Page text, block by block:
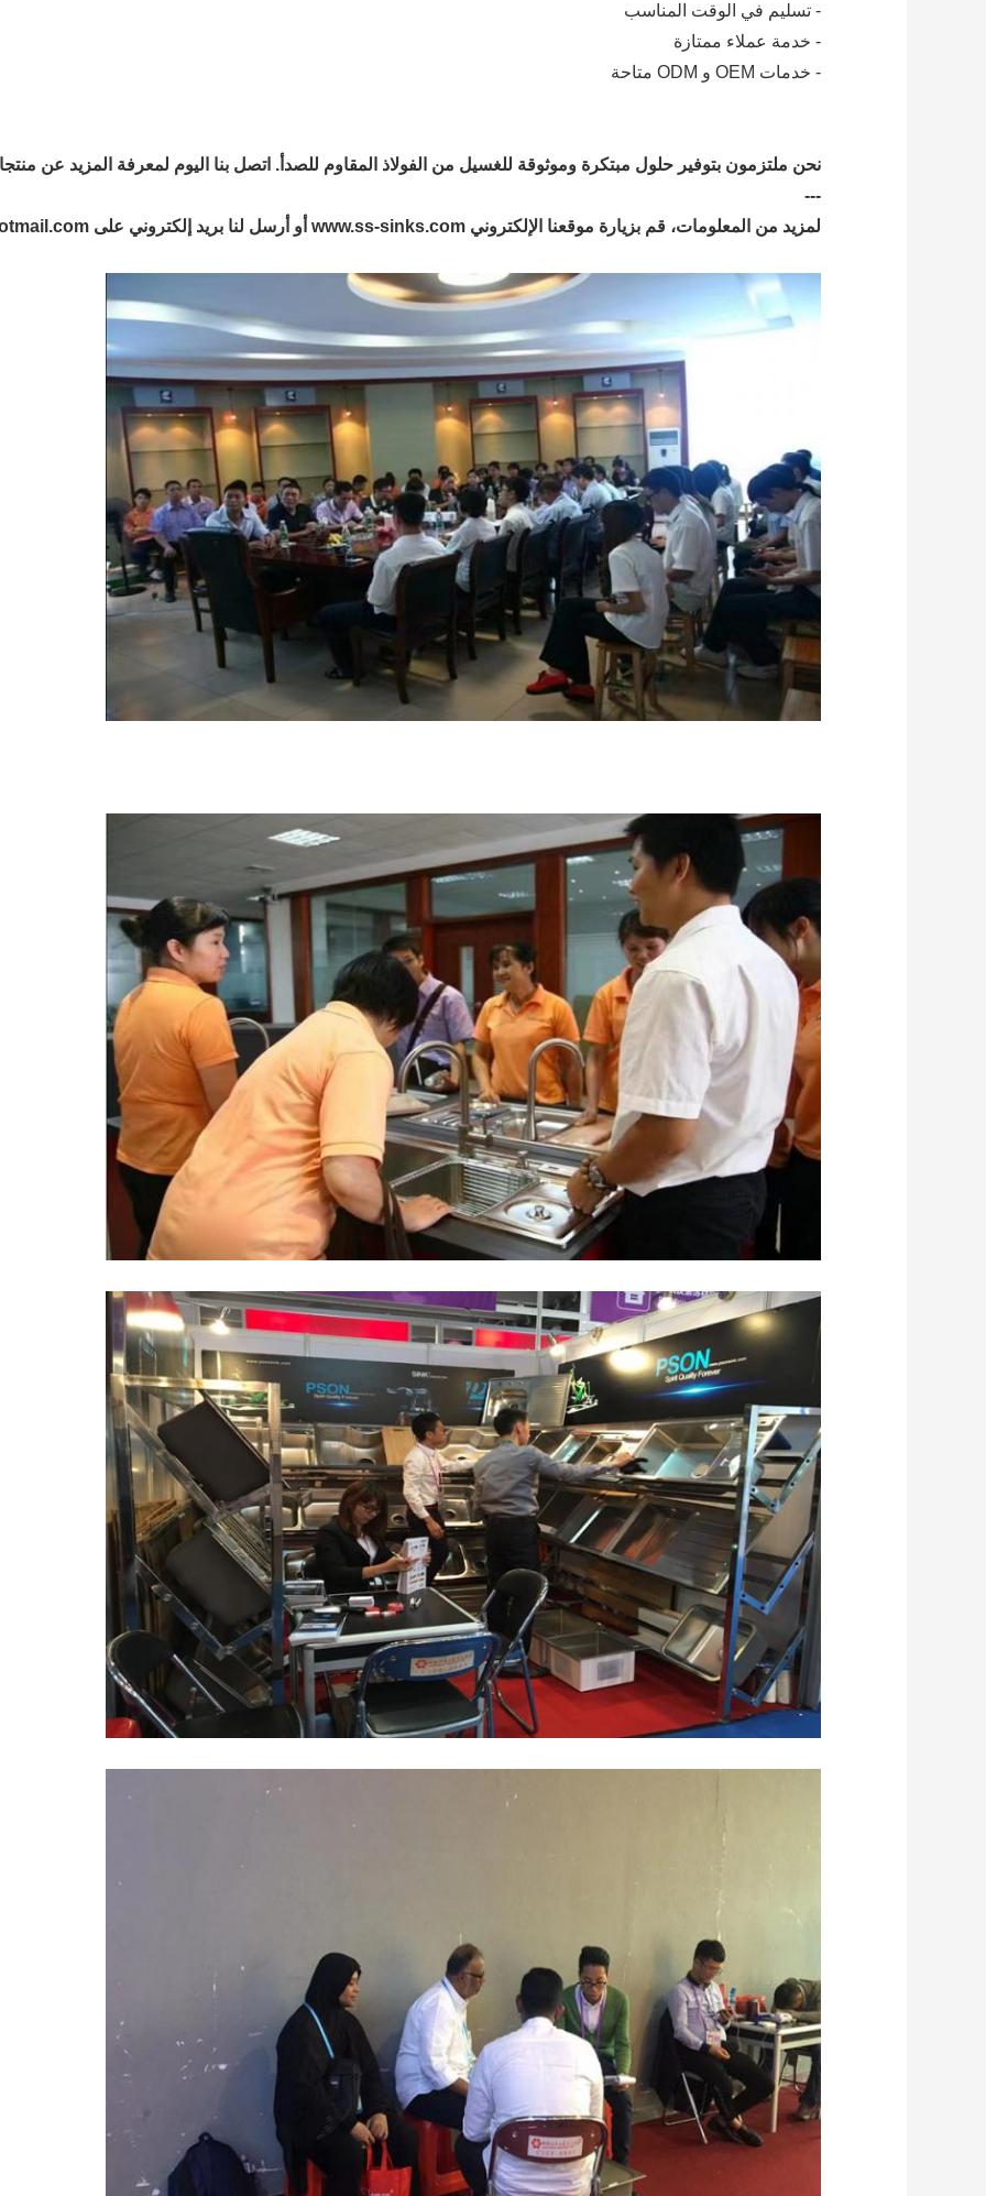
- تسليم في الوقت المناسب
- خدمة عملاء ممتازة
- خدمات OEM و ODM متاحة
نحن ملتزمون بتوفير حلول مبتكرة وموثوقة للغسيل من الفولاذ المقاوم للصدأ. اتصل بنا اليوم لمعرفة المزيد عن
---
لمزيد من المعلومات، قم بزيارة موقعنا الإلكتروني www.ss-sinks.com أو أرسل لنا بريد إلكتروني على sinks_yuki@hotmail.com.